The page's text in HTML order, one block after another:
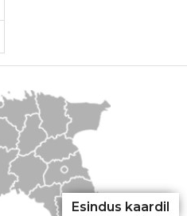
Esindus kaardil